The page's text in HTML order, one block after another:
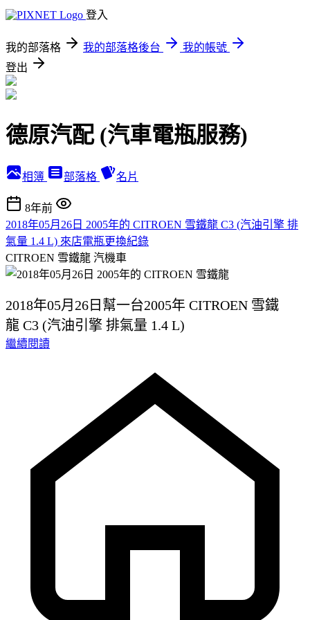
登入
我的部落格 我的部落格後台
我的帳號
登出
德原汽配 (汽車電瓶服務)
相簿 部落格 名片
8年前
2018年05月26日 2005年的 CITROEN 雪鐵龍 C3 (汽油引擎 排
氣量 1.4 L) 來店電瓶更換紀錄
CITROEN 雪鐵龍 汽機車
2018年05月26日 幫一台2005年 CITROEN 雪鐵
龍 C3 (汽油引擎 排氣量 1.4 L)
繼續閱讀